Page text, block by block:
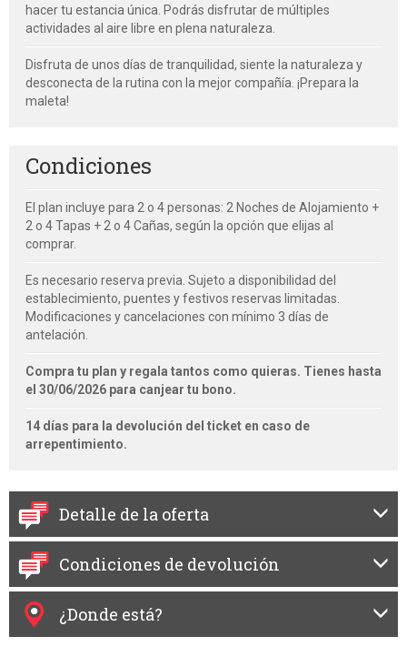
hacer tu estancia única. Podrás disfrutar de múltiples
actividades al aire libre en plena naturaleza.
Disfruta de unos días de tranquilidad, siente la naturaleza y
desconecta de la rutina con la mejor compañía. ¡Prepara la
maleta!
Condiciones
El plan incluye para 2 o 4 personas: 2 Noches de Alojamiento +
2 o 4 Tapas + 2 o 4 Cañas, según la opción que elijas al
comprar.
Es necesario reserva previa. Sujeto a disponibilidad del
establecimiento, puentes y festivos reservas limitadas.
Modificaciones y cancelaciones con mínimo 3 días de
antelación.
Compra tu plan y regala tantos como quieras. Tienes hasta
el 30/06/2026 para canjear tu bono.
14 días para la devolución del ticket en caso de
arrepentimiento.
Detalle de la oferta
Condiciones de devolución
¿Donde está?